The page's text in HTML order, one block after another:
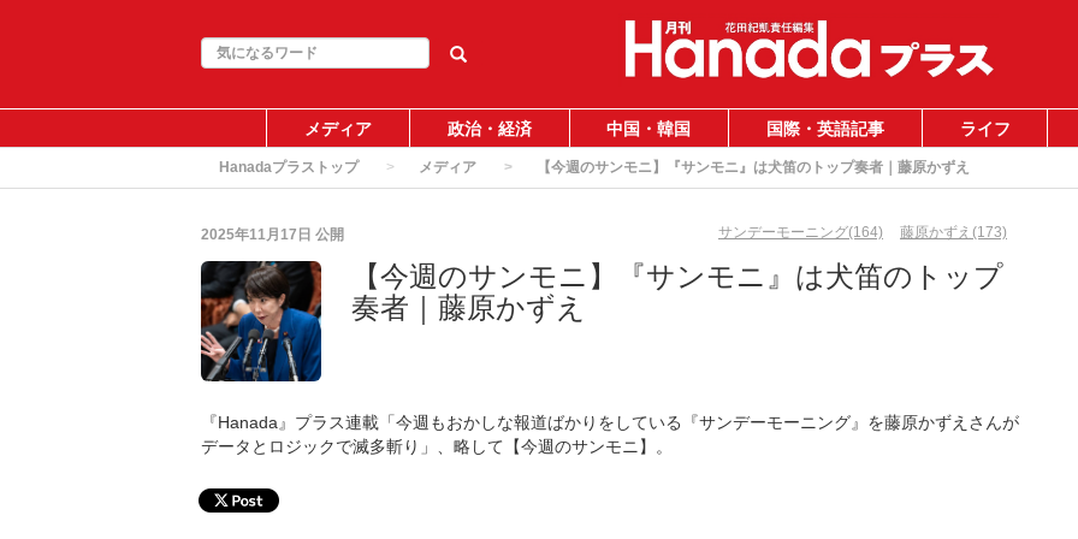
メディア 政治・経済 中国・韓国 国際・英語記事 ライフ
Hanadaプラストップ メディア 【今週のサンモニ】『サンモニ』は犬笛のトップ奏者｜藤原かずえ
2025年11月17日 公開 サンデーモーニング(164) 藤原かずえ(173)
【今週のサンモニ】『サンモニ』は犬笛のトップ
奏者｜藤原かずえ
『Hanada』プラス連載「今週もおかしな報道ばかりをしている『サンデーモーニング』を藤原かずえさんが
データとロジックで滅多斬り」、略して【今週のサンモニ】。